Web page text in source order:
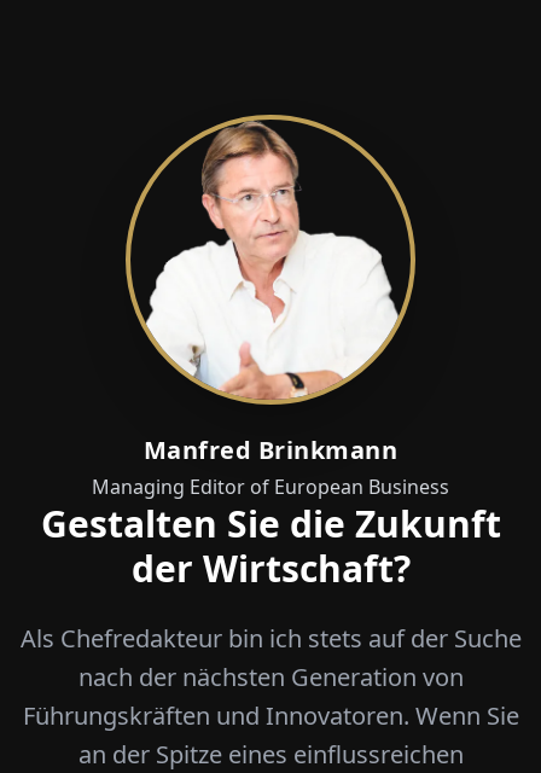
Manfred Brinkmann
Managing Editor of European Business
Gestalten Sie die Zukunft
der Wirtschaft?
Als Chefredakteur bin ich stets auf der Suche
nach der nächsten Generation von
Führungskräften und Innovatoren. Wenn Sie
an der Spitze eines einflussreichen